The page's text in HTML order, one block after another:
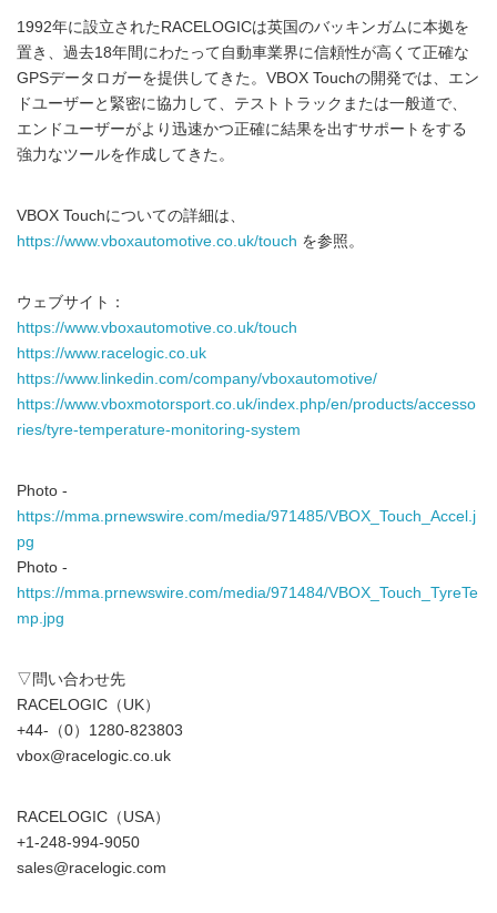
1992年に設立されたRACELOGICは英国のバッキンガムに本拠を
置き、過去18年間にわたって自動車業界に信頼性が高くて正確な
GPSデータロガーを提供してきた。VBOX Touchの開発では、エン
ドユーザーと緊密に協力して、テストトラックまたは一般道で、
エンドユーザーがより迅速かつ正確に結果を出すサポートをする
強力なツールを作成してきた。
VBOX Touchについての詳細は、
https://www.vboxautomotive.co.uk/touch を参照。
ウェブサイト：
https://www.vboxautomotive.co.uk/touch
https://www.racelogic.co.uk
https://www.linkedin.com/company/vboxautomotive/
https://www.vboxmotorsport.co.uk/index.php/en/products/accesso
ries/tyre-temperature-monitoring-system
Photo -
https://mma.prnewswire.com/media/971485/VBOX_Touch_Accel.j
pg
Photo -
https://mma.prnewswire.com/media/971484/VBOX_Touch_TyreTe
mp.jpg
▽問い合わせ先
RACELOGIC（UK）
+44-（0）1280-823803
vbox@racelogic.co.uk
RACELOGIC（USA）
+1-248-994-9050
sales@racelogic.com